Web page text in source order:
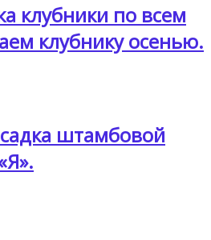
клубники по всем
клубнику осенью.
штамбовой